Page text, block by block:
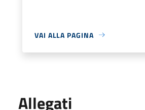
VAI ALLA PAGINA
Allegati